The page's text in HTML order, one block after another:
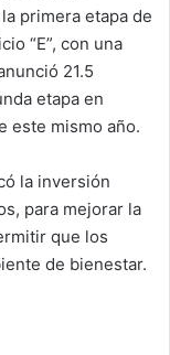
primera etapa de
“E”, con una
21.5
etapa en
este mismo año.
la inversión
para mejorar la
que los
de bienestar.